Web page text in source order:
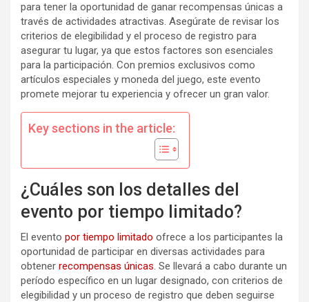
para tener la oportunidad de ganar recompensas únicas a
través de actividades atractivas. Asegúrate de revisar los
criterios de elegibilidad y el proceso de registro para
asegurar tu lugar, ya que estos factores son esenciales
para la participación. Con premios exclusivos como
artículos especiales y moneda del juego, este evento
promete mejorar tu experiencia y ofrecer un gran valor.
Key sections in the article:
¿Cuáles son los detalles del
evento por tiempo limitado?
El evento por tiempo limitado ofrece a los participantes la
oportunidad de participar en diversas actividades para
obtener recompensas únicas. Se llevará a cabo durante un
período específico en un lugar designado, con criterios de
elegibilidad y un proceso de registro que deben seguirse